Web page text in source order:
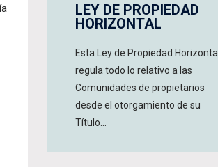
LEY DE PROPIEDAD
HORIZONTAL
Esta Ley de Propiedad Horizontal
regula todo lo relativo a las
Comunidades de propietarios
desde el otorgamiento de su
Título...